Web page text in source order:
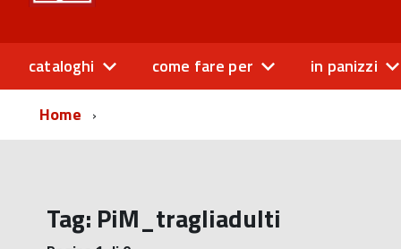
cataloghi come fare per in panizzi
Home
Tag: PiM_tragliadulti